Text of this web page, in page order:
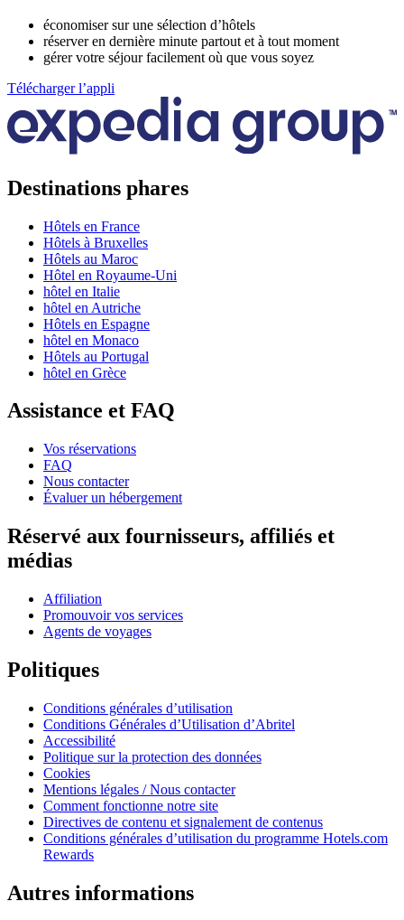
économiser sur une sélection d’hôtels
réserver en dernière minute partout et à tout moment
gérer votre séjour facilement où que vous soyez
Télécharger l’appli
Destinations phares
Hôtels en France
Hôtels à Bruxelles
Hôtels au Maroc
Hôtel en Royaume-Uni
hôtel en Italie
hôtel en Autriche
Hôtels en Espagne
hôtel en Monaco
Hôtels au Portugal
hôtel en Grèce
Assistance et FAQ
Vos réservations
FAQ
Nous contacter
Évaluer un hébergement
Réservé aux fournisseurs, affiliés et
médias
Affiliation
Promouvoir vos services
Agents de voyages
Politiques
Conditions générales d’utilisation
Conditions Générales d’Utilisation d’Abritel
Accessibilité
Politique sur la protection des données
Cookies
Mentions légales / Nous contacter
Comment fonctionne notre site
Directives de contenu et signalement de contenus
Conditions générales d’utilisation du programme Hotels.com
Rewards
Autres informations